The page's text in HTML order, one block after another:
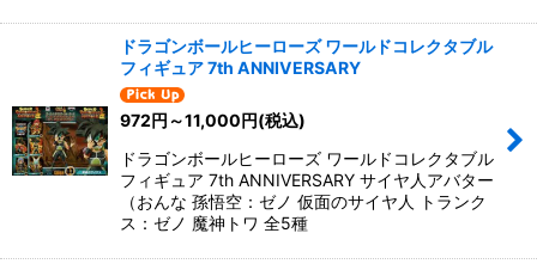
ドラゴンボールヒーローズ ワールドコレクタブル
フィギュア 7th ANNIVERSARY
972円 ～11,000円(税込)
ドラゴンボールヒーローズ ワールドコレクタブル
フィギュア 7th ANNIVERSARY サイヤ人アバター
（おんな 孫悟空：ゼノ 仮面のサイヤ人 トランク
ス：ゼノ 魔神トワ 全5種